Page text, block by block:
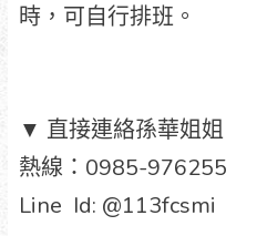
時，可自行排班。
▼ 直接連絡孫華姐姐
熱線：0985-976255
Line Id: @113fcsmi